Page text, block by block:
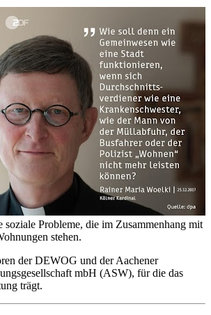
soziale Probleme, die im Zusammenhang mit
stehen.
der DEWOG und der Aachener
mbH (ASW), für die das
trägt.